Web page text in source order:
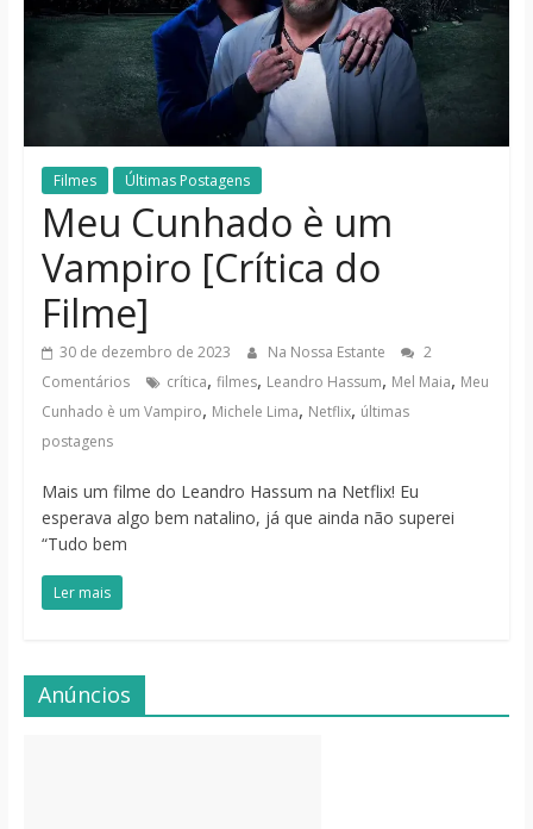
notícias
Filmes Últimas Postagens
Meu Cunhado è um
Vampiro [Crítica do
Filme]
30 de dezembro de 2023 Na Nossa Estante
2
Comentários
crítica, filmes, Leandro Hassum, Mel Maia, Meu
Cunhado è um Vampiro, Michele Lima, Netflix, últimas
postagens
Mais um filme do Leandro Hassum na Netflix! Eu
esperava algo bem natalino, já que ainda não superei
“Tudo bem
Ler mais
Anúncios